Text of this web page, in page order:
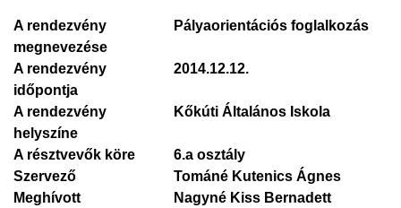
A rendezvény
megnevezése
Pályaorientációs foglalkozás
A rendezvény
időpontja
2014.12.12.
A rendezvény
helyszíne
Kőkúti Általános Iskola
A résztvevők köre
6.a osztály
Szervező
Tománé Kutenics Ágnes
Meghívott
Nagyné Kiss Bernadett